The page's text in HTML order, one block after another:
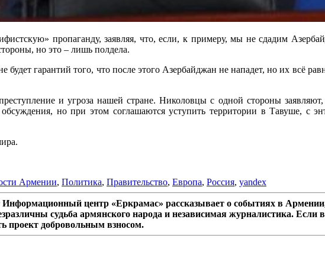
пропаганду, заявляя, что, если, к примеру, мы не сдадим
но это – лишь полдела.
будет гарантий того, что после этого Азербайджан не нападет, но их всё
и угроза нашей стране. Николовцы с одной стороны
но при этом соглашаются уступить территории в Тавуше, с
Армении, Политика, Правительство, Европа, Россия, yandex
центр «Еркрамас» рассказывает о событиях в
судьба армянского народа и независимая журналистика.
проект добровольным взносом.